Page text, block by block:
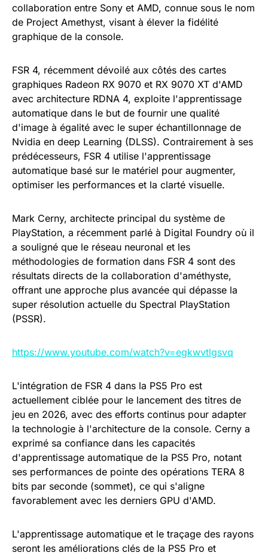
collaboration entre Sony et AMD, connue sous le nom
de Project Amethyst, visant à élever la fidélité
graphique de la console.
FSR 4, récemment dévoilé aux côtés des cartes
graphiques Radeon RX 9070 et RX 9070 XT d'AMD
avec architecture RDNA 4, exploite l'apprentissage
automatique dans le but de fournir une qualité
d'image à égalité avec le super échantillonnage de
Nvidia en deep Learning (DLSS). Contrairement à ses
prédécesseurs, FSR 4 utilise l'apprentissage
automatique basé sur le matériel pour augmenter,
optimiser les performances et la clarté visuelle.
Mark Cerny, architecte principal du système de
PlayStation, a récemment parlé à Digital Foundry où il
a souligné que le réseau neuronal et les
méthodologies de formation dans FSR 4 sont des
résultats directs de la collaboration d'améthyste,
offrant une approche plus avancée qui dépasse la
super résolution actuelle du Spectral PlayStation
(PSSR).
https://www.youtube.com/watch?v=egkwvtlgsvq
L'intégration de FSR 4 dans la PS5 Pro est
actuellement ciblée pour le lancement des titres de
jeu en 2026, avec des efforts continus pour adapter
la technologie à l'architecture de la console. Cerny a
exprimé sa confiance dans les capacités
d'apprentissage automatique de la PS5 Pro, notant
ses performances de pointe des opérations TERA 8
bits par seconde (sommet), ce qui s'aligne
favorablement avec les derniers GPU d'AMD.
L'apprentissage automatique et le traçage des rayons
seront les améliorations clés de la PS5 Pro et